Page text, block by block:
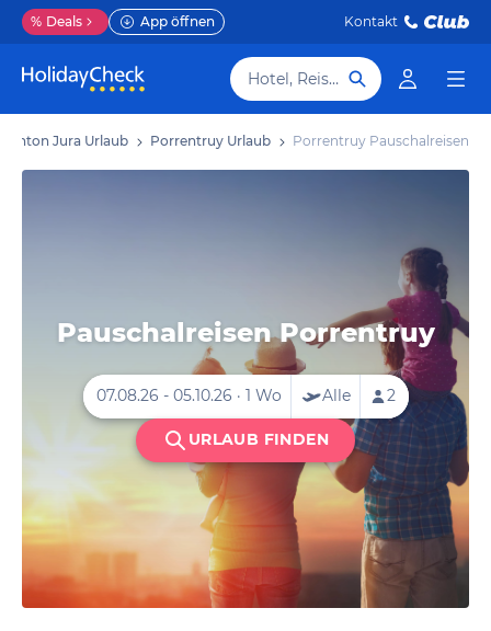
% Deals App öffnen Kontakt
Hotel, Reiseziel
Kanton Jura Urlaub Porrentruy Urlaub Porrentruy Pauschalreisen
Pauschalreisen Porrentruy